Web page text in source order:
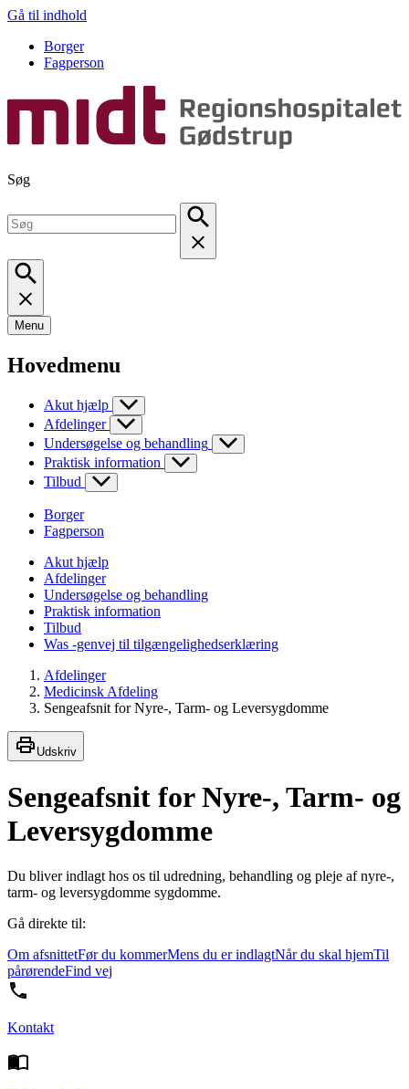
Gå til indhold
Borger
Fagperson
Søg
Menu
Hovedmenu
Akut hjælp
Afdelinger
Undersøgelse og behandling
Praktisk information
Tilbud
Borger
Fagperson
Akut hjælp
Afdelinger
Undersøgelse og behandling
Praktisk information
Tilbud
Was -genvej til tilgængelighedserklæring
Afdelinger
Medicinsk Afdeling
Sengeafsnit for Nyre-, Tarm- og Leversygdomme
Udskriv
Sengeafsnit for Nyre-, Tarm- og
Leversygdomme
Du bliver indlagt hos os til udredning, behandling og pleje af nyre-,
tarm- og leversygdomme sygdomme.
Gå direkte til:
Om afsnittetFør du kommerMens du er indlagtNår du skal hjemTil
pårørendeFind vej
Kontakt